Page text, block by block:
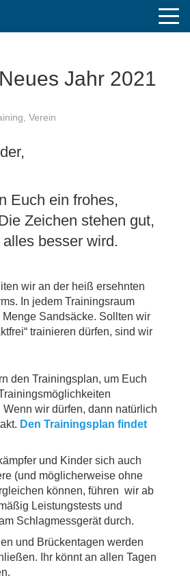
Jahr 2021
Verein
Euch ein frohes,
Zeichen stehen gut,
besser wird.
wir an der heiß ersehnten
In jedem Trainingsraum
Menge Sandsäcke. Sollten wir
trainieren dürfen, sind wir
den Trainingsplan, um Euch
Wenn wir dürfen, dann natürlich
Den Trainingsplan findet
und Kinder sich auch
(und möglicherweise ohne
können, führen wir ab
Leistungstests und
Schlagmessgerät durch.
und Brückentagen werden
Ihr könnt an allen Tagen